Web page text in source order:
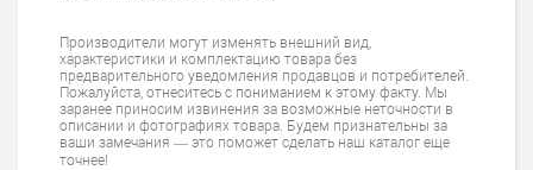
Производители могут изменять внешний вид,
характеристики и комплектацию товара без
предварительного уведомления продавцов и потребителей.
Пожалуйста, отнеситесь с пониманием к этому факту. Мы
заранее приносим извинения за возможные неточности в
описании и фотографиях товара. Будем признательны за
ваши замечания — это поможет сделать наш каталог еще
точнее!